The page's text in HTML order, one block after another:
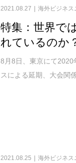
2021.08.27 海外ビジネス
特集：世界で
れているのか
8月8日、東京にて
スによる延期、大会関
2021.08.25 海外ビジネス